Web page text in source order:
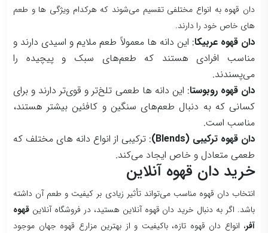
دان قهوه به انواع مختلفی تقسیم می‌شوند که هرکدام ویژگی ها و طعم
های خاص خود را دارند.
دان قهوه عربیکا: این دانه ها معمولاً طعم ملایم و اسیدی دارند و
مناسب افرادی هستند که طعم‌های سبک و پیچیده را
می‌پسندند.
دان قهوه روبوستا: این دانه ها طعمی تلخ‌تر و قوی‌تر دارند و برای
کسانی که به دنبال طعم‌های سنگین و کافئین بیشتر هستند،
مناسب است.
دان قهوه ترکیبی (Blends)
: ترکیبی از انواع دانه های مختلف که
طعمی متعادل و خاص ایجاد می‌کند.
خرید دان قهوه آنلاین
انتخاب دان قهوه مناسب می‌تواند تأثیر زیادی بر کیفیت و طعم آن داشته
باشد. اگر به دنبال خرید دان قهوه آنلاین هستید، در فروشگاه آنلاین قهوه
آفر، انواع دان قهوه تازه، باکیفیت و از بهترین مزارع قهوه جهان موجود